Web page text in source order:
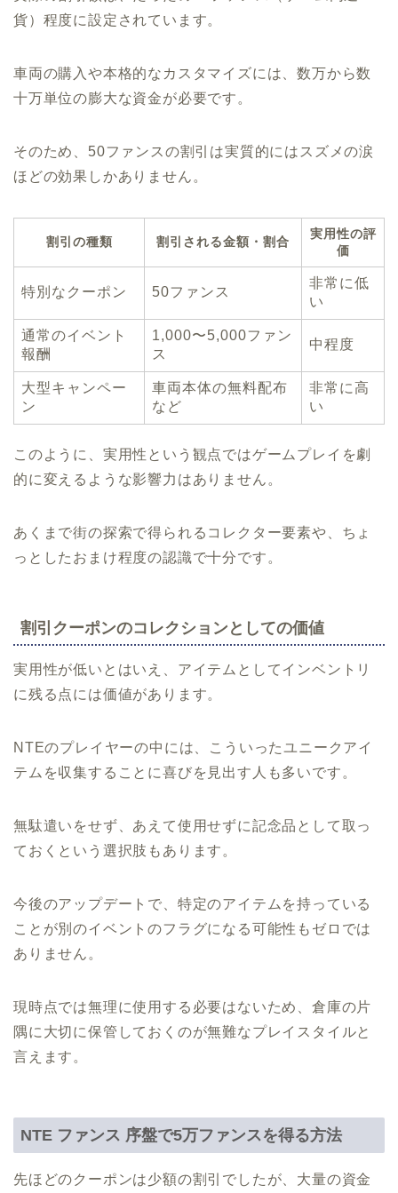
貨）程度に設定されています。
車両の購入や本格的なカスタマイズには、数万から数
十万単位の膨大な資金が必要です。
そのため、50ファンスの割引は実質的にはスズメの涙
ほどの効果しかありません。
割引の種類 割引される金額・割合
実用性の評
価
特別なクーポン 50ファンス
非常に低
い
通常のイベント
報酬
1,000〜5,000ファン
ス
中程度
大型キャンペー
ン
車両本体の無料配布
など
非常に高
い
このように、実用性という観点ではゲームプレイを劇
的に変えるような影響力はありません。
あくまで街の探索で得られるコレクター要素や、ちょ
っとしたおまけ程度の認識で十分です。
割引クーポンのコレクションとしての価値
実用性が低いとはいえ、アイテムとしてインベントリ
に残る点には価値があります。
NTEのプレイヤーの中には、こういったユニークアイ
テムを収集することに喜びを見出す人も多いです。
無駄遣いをせず、あえて使用せずに記念品として取っ
ておくという選択肢もあります。
今後のアップデートで、特定のアイテムを持っている
ことが別のイベントのフラグになる可能性もゼロでは
ありません。
現時点では無理に使用する必要はないため、倉庫の片
隅に大切に保管しておくのが無難なプレイスタイルと
言えます。
NTE ファンス 序盤で5万ファンスを得る方法
先ほどのクーポンは少額の割引でしたが、大量の資金